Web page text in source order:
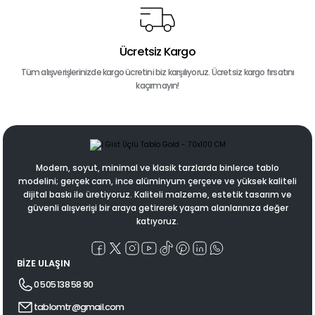
Ücretsiz Kargo
Tüm alışverişlerinizde kargo ücretini biz karşılıyoruz. Ücretsiz kargo fırsatını
kaçırmayın!
Modern, soyut, minimal ve klasik tarzlarda binlerce tablo
modelini; gerçek cam, ince alüminyum çerçeve ve yüksek kaliteli
dijital baskı ile üretiyoruz. Kaliteli malzeme, estetik tasarım ve
güvenli alışverişi bir araya getirerek yaşam alanlarınıza değer
katıyoruz.
BİZE ULAŞIN
0 505 138 58 90
tablomtr@gmail.com